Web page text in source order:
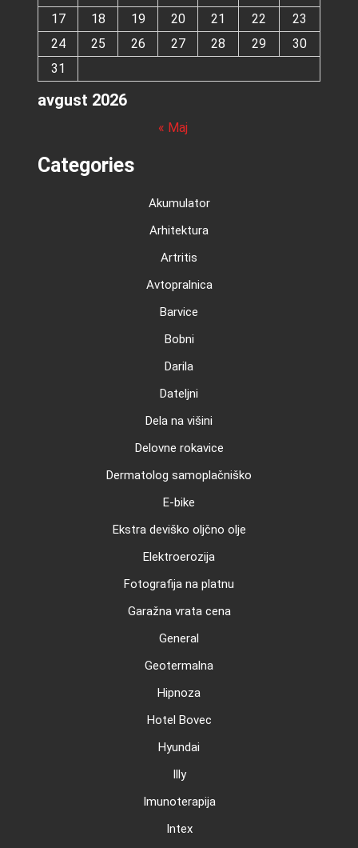
avgust 2026
17
18 19 20 21 22
23
24
25 26 27 28 29
30
31
« Maj
Categories
Akumulator
Arhitektura
Artritis
Avtopralnica
Barvice
Bobni
Darila
Dateljni
Dela na višini
Delovne rokavice
Dermatolog samoplačniško
E-bike
Ekstra deviško oljčno olje
Elektroerozija
Fotografija na platnu
Garažna vrata cena
General
Geotermalna
Hipnoza
Hotel Bovec
Hyundai
Illy
Imunoterapija
Intex